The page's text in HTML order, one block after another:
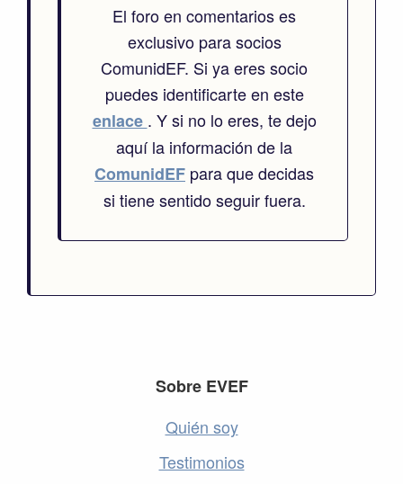
El foro en comentarios es
exclusivo para socios
ComunidEF. Si ya eres socio
puedes identificarte en este
enlace . Y si no lo eres, te dejo
aquí la información de la
ComunidEF para que decidas
si tiene sentido seguir fuera.
Sobre EVEF
Quién soy
Testimonios